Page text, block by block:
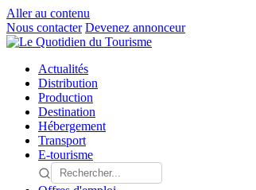
Aller au contenu
Nous contacter Devenez annonceur
Actualités
Distribution
Production
Destination
Hébergement
Transport
E-tourisme